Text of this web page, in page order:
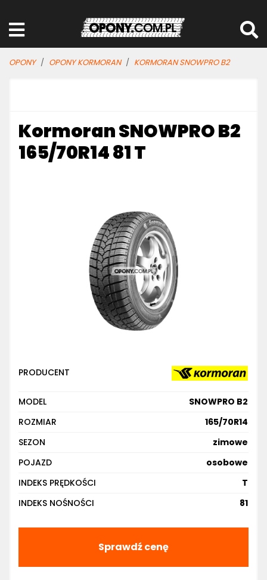
OPONY OPONY KORMORAN KORMORAN SNOWPRO B2
Kormoran SNOWPRO B2
165/70R14 81 T
PRODUCENT
MODEL
SNOWPRO B2
ROZMIAR
165/70R14
SEZON
zimowe
POJAZD
osobowe
INDEKS PRĘDKOŚCI
T
INDEKS NOŚNOŚCI
81
Sprawdź cenę